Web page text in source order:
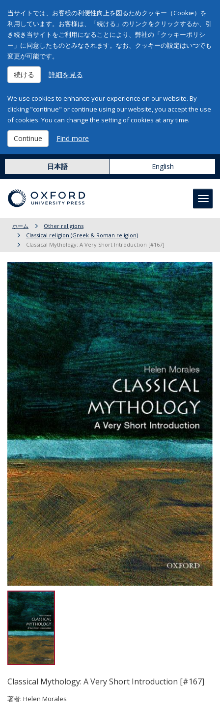
当サイトでは、お客様の利便性向上を図るためクッキー（Cookie）を
利用しています。お客様は、「続ける」のリンクをクリックするか、引
き続き当サイトをご利用になることにより、弊社の「クッキーポリシ
ー」に同意したものとみなされます。なお、クッキーの設定はいつでも
変更が可能です。
続ける 詳細を見る
We use cookies to enhance your experience on our website. By
clicking "continue" or continue using our website, you accept the use
of cookies. You can change the setting of cookies at any time.
Continue Find more
日本語 English
ホーム
Other religions
Classical religion (Greek & Roman religion)
Classical Mythology: A Very Short Introduction [#167]
Classical Mythology: A Very Short Introduction [#167]
著者: Helen Morales